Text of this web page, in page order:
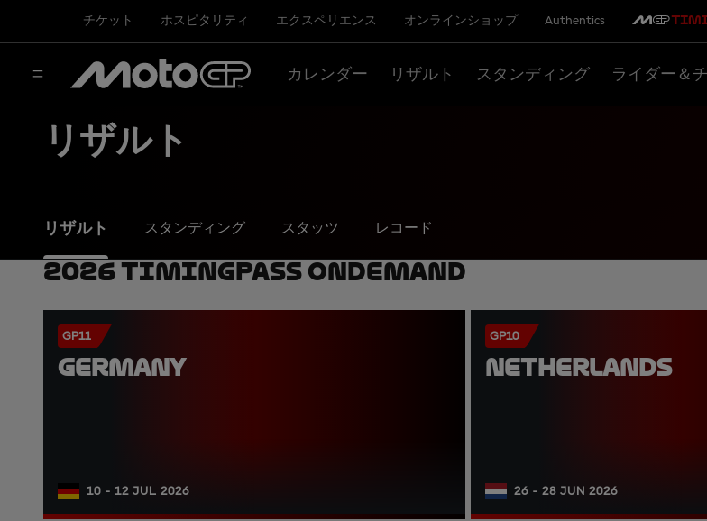
チケット ホスピタリティ エクスペリエンス オンラインショップ Authentics
カレンダー リザルト スタンディング ライダー＆
リザルト
リザルト スタンディング スタッツ レコード
2026 TimingPass OnDemand
GP11
GERMANY
10 - 12 JUL 2026
GP10
NETHERLANDS
26 - 28 JUN 2026